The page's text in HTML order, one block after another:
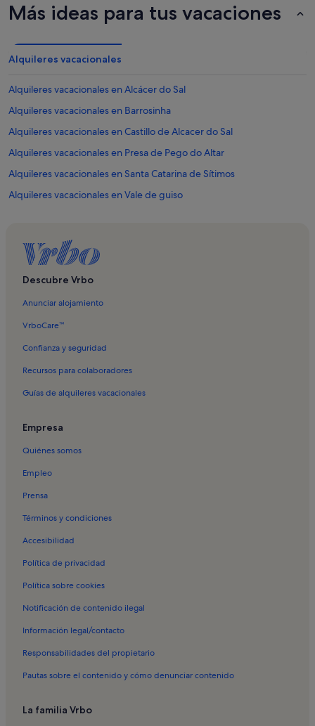
Más ideas para tus vacaciones
Alquileres vacacionales
Alquileres vacacionales en Alcácer do Sal
Alquileres vacacionales en Barrosinha
Alquileres vacacionales en Castillo de Alcacer do Sal
Alquileres vacacionales en Presa de Pego do Altar
Alquileres vacacionales en Santa Catarina de Sítimos
Alquileres vacacionales en Vale de guiso
Alquileres vacacionales en Santa Maria do Castelo
Alquileres vacacionales en Santa Susana
Descubre Vrbo
Anunciar alojamiento
VrboCare™
Confianza y seguridad
Recursos para colaboradores
Guías de alquileres vacacionales
Empresa
Quiénes somos
Empleo
Prensa
Términos y condiciones
Accesibilidad
Política de privacidad
Política sobre cookies
Notificación de contenido ilegal
Información legal/contacto
Responsabilidades del propietario
Pautas sobre el contenido y cómo denunciar contenido
La familia Vrbo